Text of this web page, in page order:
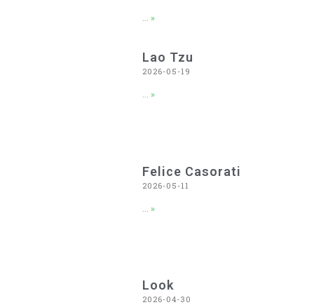
... »
Lao Tzu
2026-05-19
... »
Felice Casorati
2026-05-11
... »
Look
2026-04-30